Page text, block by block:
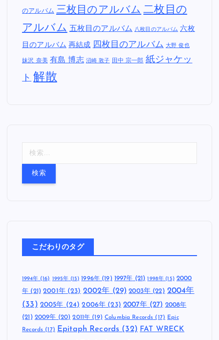
のアルバム 三枚目のアルバム 二枚目の
アルバム 五枚目のアルバム 八枚目のアルバム 六枚
目のアルバム 再結成 四枚目のアルバム 大野 俊也
妹沢 奈美 有島 博志 沼崎 敦子 田中 宗一郎 紙ジャケッ
ト 解散
こだわりのタグ
1994年(16) 1995年 (15) 1996年(19) 1997年 (21) 1998年 (15) 2000
年 (21) 2001年(23) 2002年 (29) 2003年 (22) 2004年
(33) 2005年 (24) 2006年 (23) 2007年(27) 2008年
(21) 2009年 (20) 2011年 (19) Columbia Records (17) Epic
Records (17) Epitaph Records (32) FAT WRECK